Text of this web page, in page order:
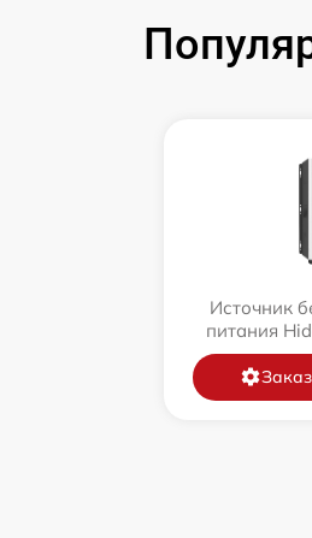
Источник
питания